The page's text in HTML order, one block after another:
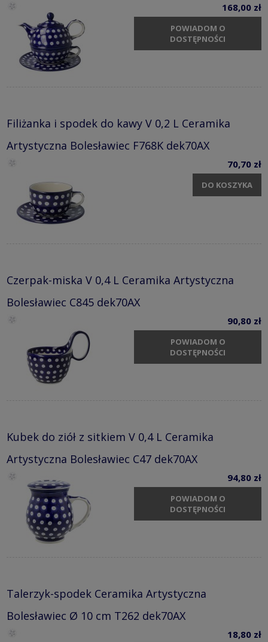
168,00 zł
POWIADOM O
DOSTĘPNOŚCI
Filiżanka i spodek do kawy V 0,2 L Ceramika
Artystyczna Bolesławiec F768K dek70AX
70,70 zł
DO KOSZYKA
Czerpak-miska V 0,4 L Ceramika Artystyczna
Bolesławiec C845 dek70AX
90,80 zł
POWIADOM O
DOSTĘPNOŚCI
Kubek do ziół z sitkiem V 0,4 L Ceramika
Artystyczna Bolesławiec C47 dek70AX
94,80 zł
POWIADOM O
DOSTĘPNOŚCI
Talerzyk-spodek Ceramika Artystyczna
Bolesławiec Ø 10 cm T262 dek70AX
18,80 zł